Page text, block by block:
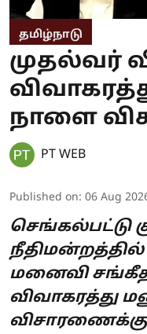
தமிழ்நாடு
முதல்வர்
நாளை
PT WEB
Published on: 06 Aug
செங்கல்பட்டு
மனைவி
விவாகரத்து
விசாரணைக்கு